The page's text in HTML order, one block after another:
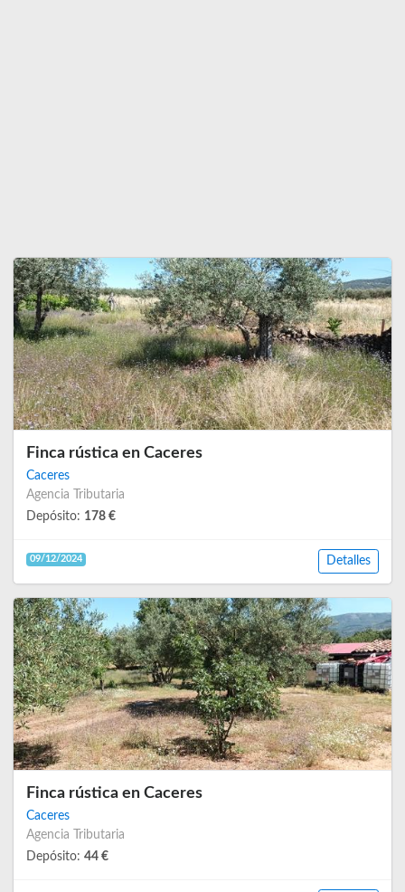
Finca rústica en Caceres
Caceres
Agencia Tributaria
Depósito: 178 €
09/12/2024 Detalles
Finca rústica en Caceres
Caceres
Agencia Tributaria
Depósito: 44 €